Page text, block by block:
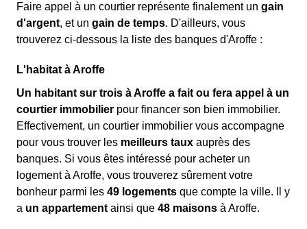
Faire appel à un courtier représente finalement un gain
d'argent, et un gain de temps. D'ailleurs, vous
trouverez ci-dessous la liste des banques d'Aroffe :
L'habitat à Aroffe
Un habitant sur trois à Aroffe a fait ou fera appel à un
courtier immobilier pour financer son bien immobilier.
Effectivement, un courtier immobilier vous accompagne
pour vous trouver les meilleurs taux auprès des
banques. Si vous êtes intéressé pour acheter un
logement à Aroffe, vous trouverez sûrement votre
bonheur parmi les 49 logements que compte la ville. Il y
a un appartement ainsi que 48 maisons à Aroffe.